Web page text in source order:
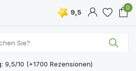
9,5
0
9,5/10 (+1700 Rezensionen)